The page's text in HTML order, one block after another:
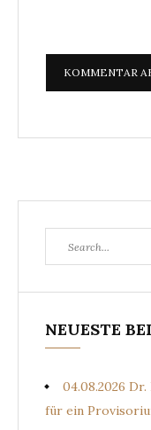
for:
NEUESTE
04.08.2026
für ein